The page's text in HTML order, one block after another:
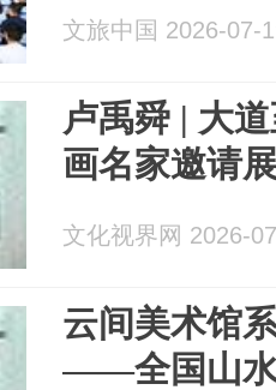
文旅中国 2026-07-
卢禹舜 | 大
画名家邀请
文化视界网 2026-
云间美术馆
——全国山水